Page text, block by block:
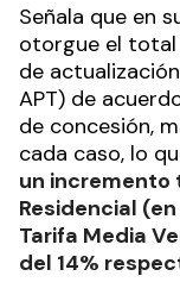
Señala que en
otorgue el
de
APT) de
de concesión,
cada caso, lo
un incremento
Residencial
Tarifa Media
del 14%